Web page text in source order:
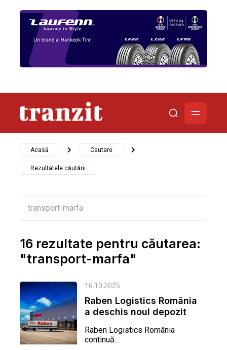
Acasă Cautare
Rezultatele căutării
16 rezultate pentru căutarea:
"transport-marfa"
16.10.2025
Raben Logistics România
a deschis noul depozit
Raben Logistics România
continuă...